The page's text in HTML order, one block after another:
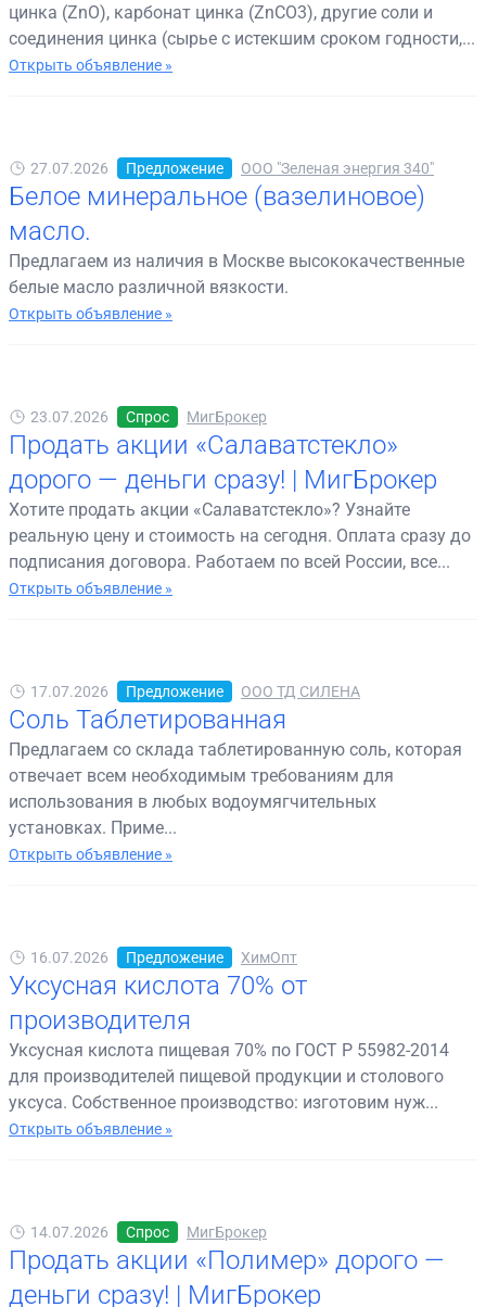
цинка (ZnO), карбонат цинка (ZnCO3), другие соли и
соединения цинка (сырье с истекшим сроком годности,...
Открыть объявление »
27.07.2026 Предложение ООО "Зеленая энергия 340"
Белое минеральное (вазелиновое)
масло.
Предлагаем из наличия в Москве высококачественные
белые масло различной вязкости.
Открыть объявление »
23.07.2026 Спрос МигБрокер
Продать акции «Салаватстекло»
дорого — деньги сразу! | МигБрокер
Хотите продать акции «Салаватстекло»? Узнайте
реальную цену и стоимость на сегодня. Оплата сразу до
подписания договора. Работаем по всей России, все...
Открыть объявление »
17.07.2026 Предложение ООО ТД СИЛЕНА
Соль Таблетированная
Предлагаем со склада таблетированную соль, которая
отвечает всем необходимым требованиям для
использования в любых водоумягчительных
установках. Приме...
Открыть объявление »
16.07.2026 Предложение ХимОпт
Уксусная кислота 70% от
производителя
Уксусная кислота пищевая 70% по ГОСТ Р 55982-2014
для производителей пищевой продукции и столового
уксуса. Собственное производство: изготовим нуж...
Открыть объявление »
14.07.2026 Спрос МигБрокер
Продать акции «Полимер» дорого —
деньги сразу! | МигБрокер